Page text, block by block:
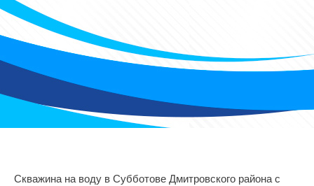
Скважина на воду в Субботове Дмитровского района с